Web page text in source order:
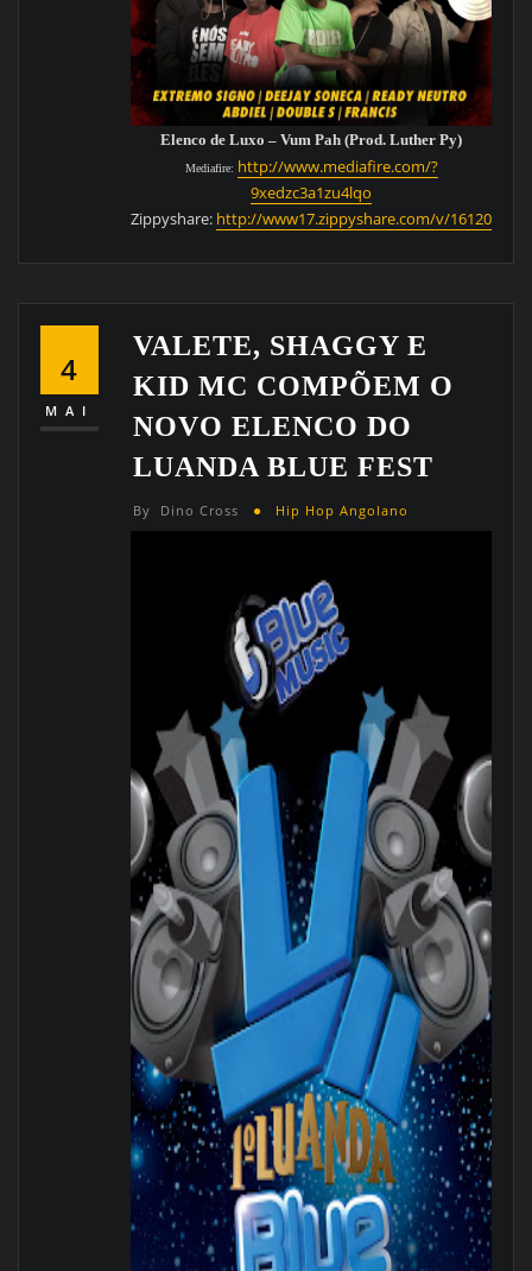
Elenco de Luxo – Vum Pah (Prod. Luther Py)
Mediafire: http://www.mediafire.com/?
9xedzc3a1zu4lqo
Zippyshare: http://www17.zippyshare.com/v/16120751/
4
MAI
VALETE, SHAGGY E
KID MC COMPÕEM O
NOVO ELENCO DO
LUANDA BLUE FEST
By Dino Cross Hip Hop Angolano